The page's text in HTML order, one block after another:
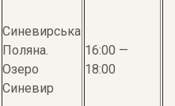
Синевирська
Поляна.
Озеро
Синевир
16:00 —
18:00